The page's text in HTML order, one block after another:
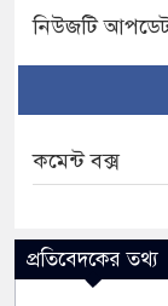
নিউজটি
কমেন্ট বক্স
প্রতিবেদকের তথ্য